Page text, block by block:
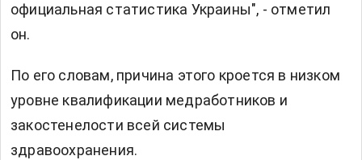
официальная статистика Украины", - отметил
он.
По его словам, причина этого кроется в низком
уровне квалификации медработников и
закостенелости всей системы
здравоохранения.